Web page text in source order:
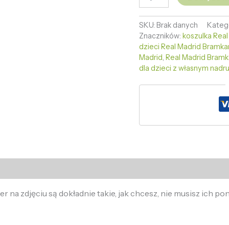
SKU: Brak danych
Znaczników: koszulka
dzieci Real Madrid
Madrid, Real Madrid
dla dzieci z własnym
na zdjęciu są dokładnie takie, jak chcesz, nie musisz ich